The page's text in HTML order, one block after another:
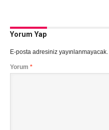
Yorum Yap
E-posta adresiniz yayınlanmayacak.
Yorum *